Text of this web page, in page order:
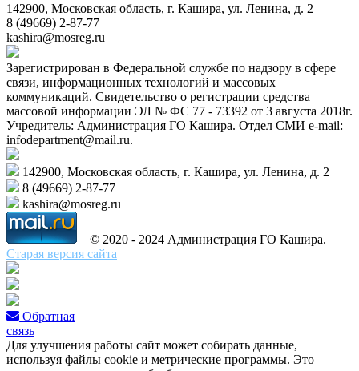
142900, Московская область, г. Кашира, ул. Ленина, д. 2
8 (49669) 2-87-77
kashira@mosreg.ru
Зарегистрирован в Федеральной службе по надзору в сфере
связи, информационных технологий и массовых
коммуникаций. Свидетельство о регистрации средства
массовой информации ЭЛ № ФС 77 - 73392 от 3 августа 2018г.
Учредитель: Администрация ГО Кашира. Отдел СМИ e-mail:
infodepartment@mail.ru.
142900, Московская область, г. Кашира, ул. Ленина, д. 2
8 (49669) 2-87-77
kashira@mosreg.ru
© 2020 - 2024 Администрация ГО Кашира.
Старая версия сайта
Обратная
связь
Для улучшения работы сайт может собирать данные,
используя файлы cookie и метрические программы. Это